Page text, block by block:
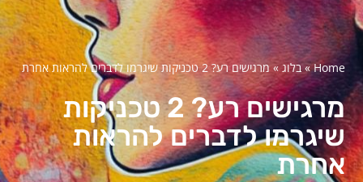
Home
»בלוג »מרגישים רע? 2 טכניקות שיגרמו לדברים להראות אחרת
מרגישים רע? 2 טכניקות
שיגרמו לדברים להראות
אחרת